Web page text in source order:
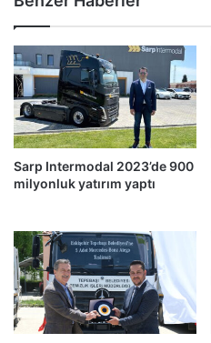
Sarp Intermodal 2023’de 900
milyonluk yatırım yaptı